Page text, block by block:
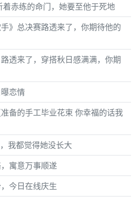
赤练的命门，她要至他于死地
》总决赛路透来了，你期待他的
透来了，穿搭秋日感满满，你期
恋情
备的手工毕业花束 你幸福的话我
我都觉得她没长大
寓意万事顺遂
今日在线庆生